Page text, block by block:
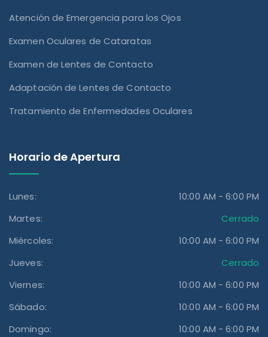
Atención de Emergencia para los Ojos
Examen Oculares de Cataratas
Examen de Lentes de Contacto
Adaptación de Lentes de Contacto
Tratamiento de Enfermedades Oculares
Horario de Apertura
Lunes:
10:00 AM - 6:00 PM
Martes:
Cerrado
Miércoles:
10:00 AM - 6:00 PM
Jueves:
Cerrado
Viernes:
10:00 AM - 6:00 PM
Sábado:
10:00 AM - 6:00 PM
Domingo:
10:00 AM - 6:00 PM